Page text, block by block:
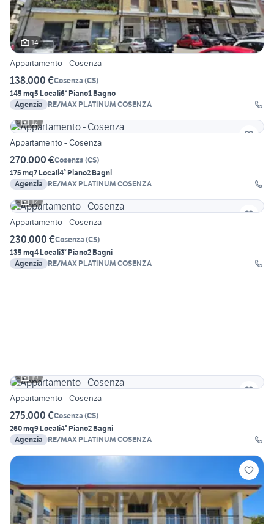
14
Appartamento - Cosenza
138.000 €Cosenza (CS)
145 mq5 Locali6° Piano1 Bagno
Agenzia
RE/MAX PLATINUM COSENZA
12
Appartamento - Cosenza
270.000 €Cosenza (CS)
175 mq7 Locali4° Piano2 Bagni
Agenzia
RE/MAX PLATINUM COSENZA
12
Appartamento - Cosenza
230.000 €Cosenza (CS)
135 mq4 Locali3° Piano2 Bagni
Agenzia
RE/MAX PLATINUM COSENZA
19
Appartamento - Cosenza
275.000 €Cosenza (CS)
260 mq9 Locali4° Piano2 Bagni
Agenzia
RE/MAX PLATINUM COSENZA